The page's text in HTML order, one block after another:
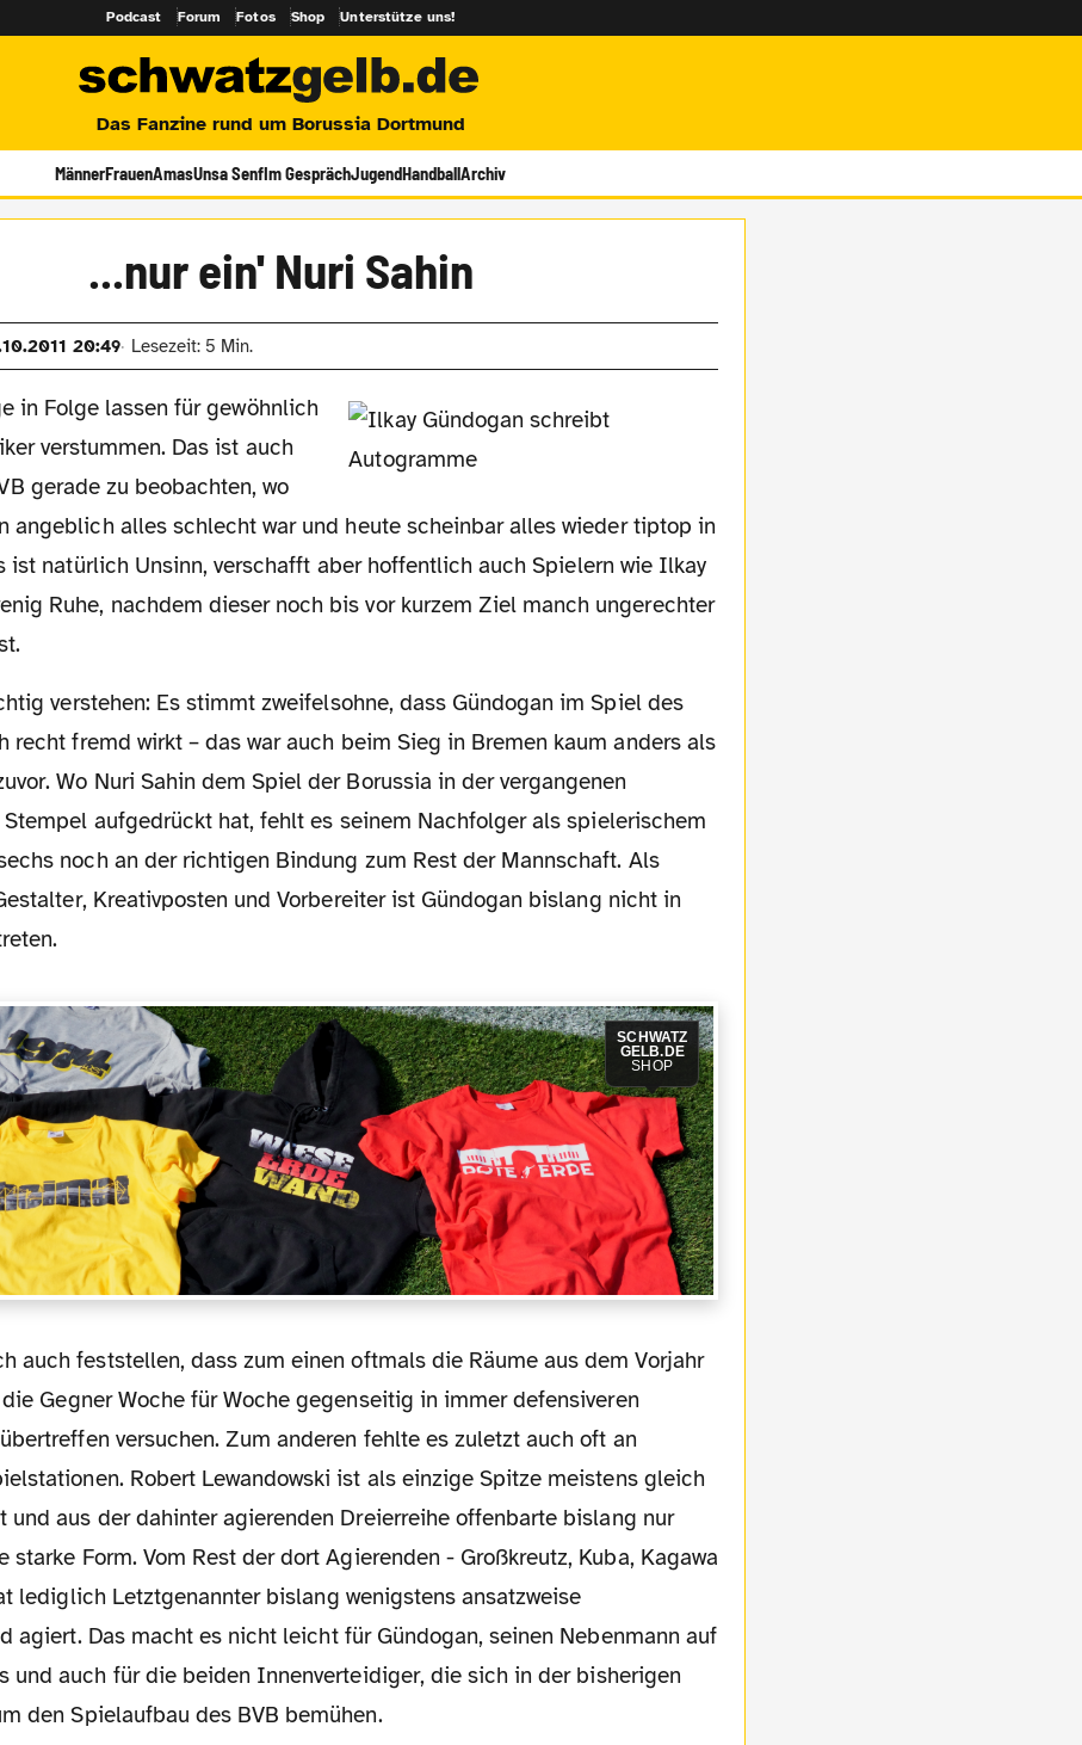
Podcast Forum Fotos Shop Unterstütze uns!
Das Fanzine rund um Borussia Dortmund
MännerFrauenAmasUnsa SenfIm GesprächJugendHandballArchiv
...nur ein' Nuri Sahin
20:49 Lesezeit: 5 Min.
in Folge lassen für gewöhnlich
verstummen. Das ist auch
gerade zu beobachten, wo
angeblich alles schlecht war und heute scheinbar alles wieder tiptop in
ist natürlich Unsinn, verschafft aber hoffentlich auch Spielern wie Ilkay
Ruhe, nachdem dieser noch bis vor kurzem Ziel manch ungerechter
recht fremd wirkt – das war auch beim Sieg in Bremen kaum anders als
Wo Nuri Sahin dem Spiel der Borussia in der vergangenen
aufgedrückt hat, fehlt es seinem Nachfolger als spielerischem
noch an der richtigen Bindung zum Rest der Mannschaft. Als
Kreativposten und Vorbereiter ist Gündogan bislang nicht in
SCHWATZ
GELB.DE
SHOP
Gegner Woche für Woche gegenseitig in immer defensiveren
versuchen. Zum anderen fehlte es zuletzt auch oft an
Robert Lewandowski ist als einzige Spitze meistens gleich
und aus der dahinter agierenden Dreierreihe offenbarte bislang nur
starke Form. Vom Rest der dort Agierenden - Großkreutz, Kuba, Kagawa
lediglich Letztgenannter bislang wenigstens ansatzweise
agiert. Das macht es nicht leicht für Gündogan, seinen Nebenmann auf
und auch für die beiden Innenverteidiger, die sich in der bisherigen
den Spielaufbau des BVB bemühen.